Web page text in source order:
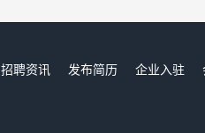
招聘资讯 发布简历 企业入驻